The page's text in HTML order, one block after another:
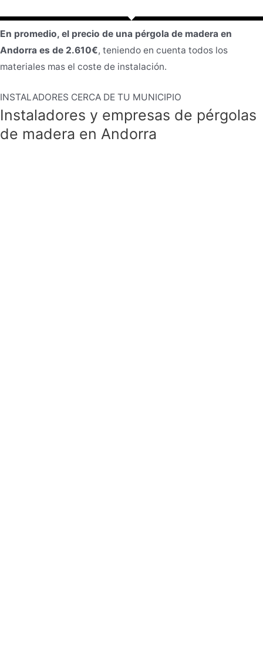
En promedio, el precio de una pérgola de madera en
Andorra es de 2.610€, teniendo en cuenta todos los
materiales mas el coste de instalación.
INSTALADORES CERCA DE TU MUNICIPIO
Instaladores y empresas de pérgolas
de madera en Andorra